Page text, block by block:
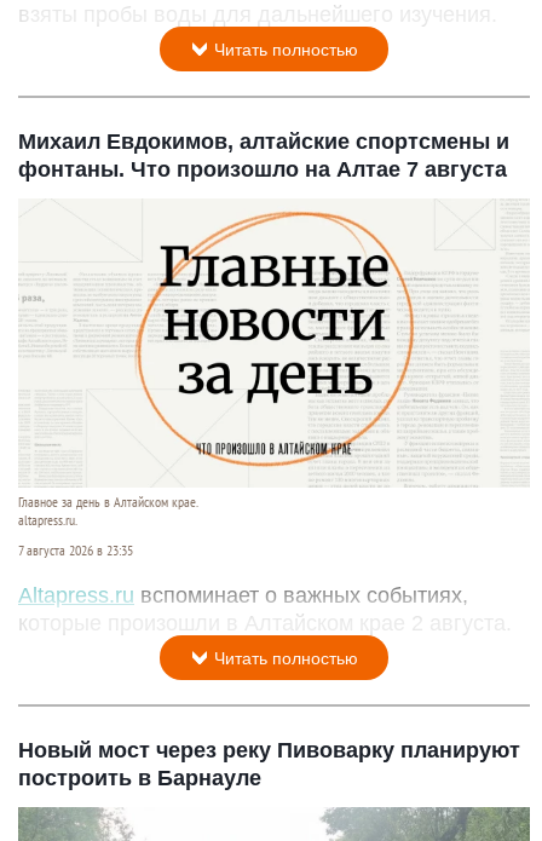
взяты пробы воды для дальнейшего изучения.
Читать полностью
Михаил Евдокимов, алтайские спортсмены и
фонтаны. Что произошло на Алтае 7 августа
Главное за день в Алтайском крае.
altapress.ru.
7 августа 2026 в 23:35
Altapress.ru вспоминает о важных событиях,
которые произошли в Алтайском крае 2 августа.
Читать полностью
Новый мост через реку Пивоварку планируют
построить в Барнауле